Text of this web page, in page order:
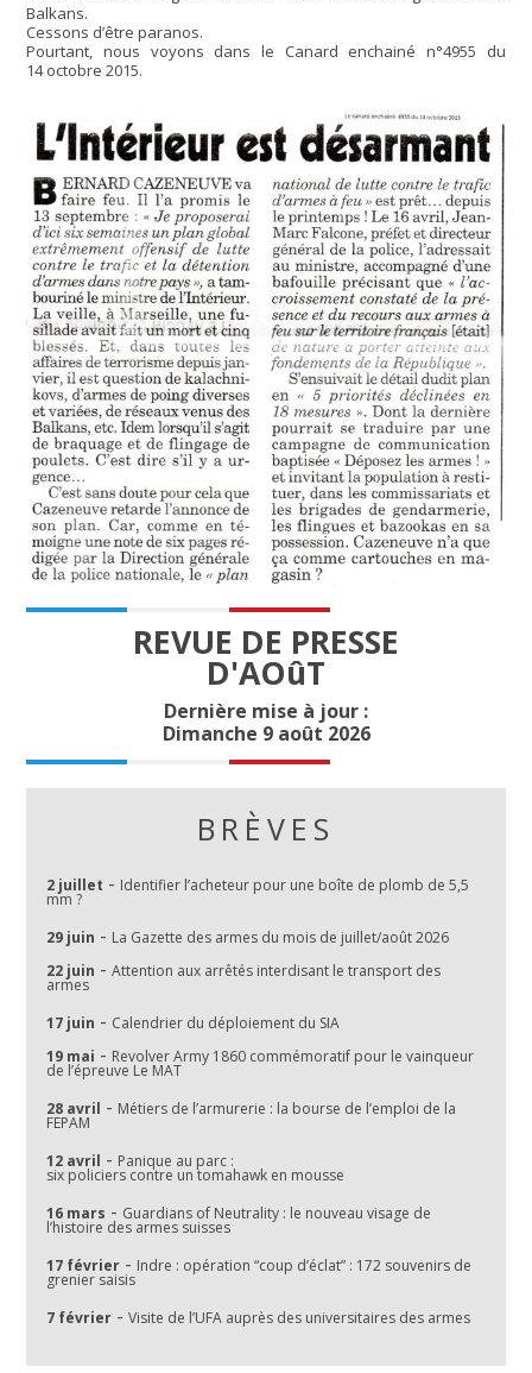
Balkans.
Cessons d’être paranos.
Pourtant, nous voyons dans le Canard enchainé n°4955 du
14 octobre 2015.
REVUE DE PRESSE
D'AOûT
Dernière mise à jour :
Dimanche 9 août 2026
BRÈVES
2 juillet - Identifier l’acheteur pour une boîte de plomb de 5,5
mm ?
29 juin - La Gazette des armes du mois de juillet/août 2026
22 juin -Attention aux arrêtés interdisant le transport des
armes
17 juin - Calendrier du déploiement du SIA
19 mai - Revolver Army 1860 commémoratif pour le vainqueur
de l’épreuve Le MAT
28 avril - Métiers de l’armurerie : la bourse de l’emploi de la
FEPAM
12 avril - Panique au parc :
six policiers contre un tomahawk en mousse
16 mars - Guardians of Neutrality : le nouveau visage de
l’histoire des armes suisses
17 février - Indre : opération “coup d’éclat” : 172 souvenirs de
grenier saisis
7 février -Visite de l’UFA auprès des universitaires des armes